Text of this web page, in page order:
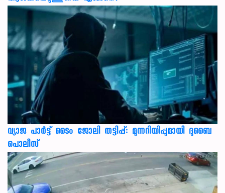
വ്യാജ പാർട്ട് ടൈം ജോലി തട്ടിപ്പ്: മുന്നറിയിപ്പുമായി ദുബൈ
പൊലീസ്